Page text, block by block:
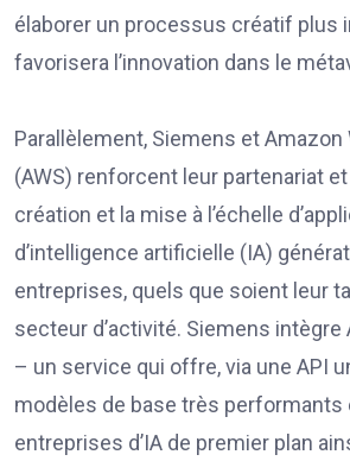
élaborer un processus créatif plus
favorisera l’innovation dans le
Parallèlement, Siemens et Amazon
(AWS) renforcent leur partenariat
création et la mise à l’échelle
d’intelligence artificielle (IA)
entreprises, quels que soient leur
secteur d’activité. Siemens intègre
– un service qui offre, via une API
modèles de base très performants
entreprises d’IA de premier plan